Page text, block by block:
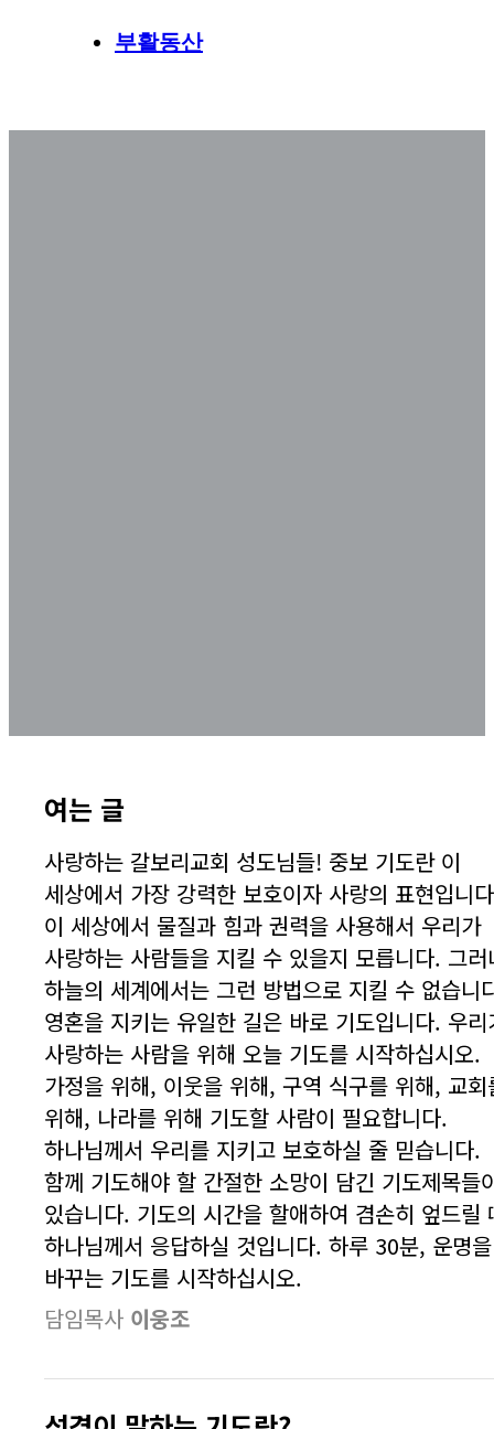
부활동산
여는 글
사랑하는 갈보리교회 성도님들! 중보 기도란 이
세상에서 가장 강력한 보호이자 사랑의 표현입니
이 세상에서 물질과 힘과 권력을 사용해서 우리가
사랑하는 사람들을 지킬 수 있을지 모릅니다. 그러
하늘의 세계에서는 그런 방법으로 지킬 수 없습니
영혼을 지키는 유일한 길은 바로 기도입니다. 우리
사랑하는 사람을 위해 오늘 기도를 시작하십시오.
가정을 위해, 이웃을 위해, 구역 식구를 위해, 교회
위해, 나라를 위해 기도할 사람이 필요합니다.
하나님께서 우리를 지키고 보호하실 줄 믿습니다.
함께 기도해야 할 간절한 소망이 담긴 기도제목들
있습니다. 기도의 시간을 할애하여 겸손히 엎드릴
하나님께서 응답하실 것입니다. 하루 30분, 운명을
바꾸는 기도를 시작하십시오.
담임목사 이웅조